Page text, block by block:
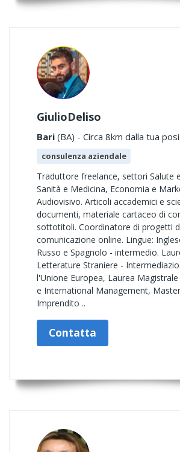
GiulioDeliso
Bari (BA) - Circa 8km dalla tua
consulenza aziendale
Traduttore freelance, settori Salute
Sanità e Medicina, Economia e
Audiovisivo. Articoli accademici e
documenti, materiale cartaceo di
sottotitoli. Coordinatore di progetti
comunicazione online. Lingue:
Russo e Spagnolo - intermedio.
Letterature Straniere -
l'Unione Europea, Laurea
e International Management,
Imprendito ..
Contatta